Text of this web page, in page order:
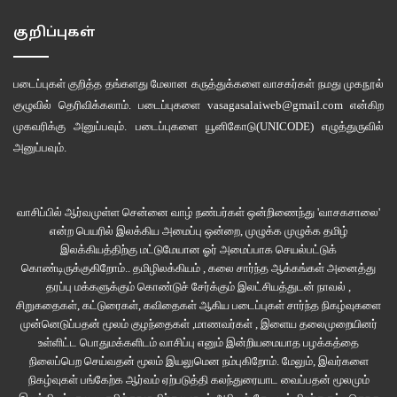
பிடிவாதமாகவே இருந்தார். விடுமுறை கிடைக்காத நாட்களில் மருத்துவ விடுப்பு
அந்த வழிபாட்டையெல்லாம் கணவன் இறந்த கையோடு – அவனை அவமதித்துத்
தண்டிப்பதுபோல் – பாக்கியம், உடனே நிறுத்திக் கொண்டாள். மாதவன் பிறந்த
மூன்றாவது மாதம், அவளுடைய சிநேகிதியுடன் புருஷனுக்கிருந்த கள்ளத்
அதனால், புருஷனின் பிறந்த நாளெல்லாம் இப்போது, காலண்டரில் சில தினங்கள்
கழித்தே கிழிக்கப் பட்டன.
சுவாமிகள், ஜென்ம அஷ்டமியன்று பக்தர்கள் பைரவருக்கு விரதம் காத்து, பஞ்ச
தீபம் ஏற்றி வணங்கி வந்தால் தீராத தொல்லைகளும் தீர்ந்து போகும் ஐதீகத்தைச்
சொன்னார். செவ்வரளி மாலை சாற்றி வணங்கினால் இன்னும் சிரேஸ்டமென்றும்,
பகவானின் முழுக் கடாட்சமும் கிட்டுமென்றும் விதந்தோதினார்.
குறிப்புகள்
படைப்புகள் குறித்த தங்களது மேலான கருத்துக்களை வாசகர்கள் நமது முகநூல்
குழுவில் தெரிவிக்கலாம். படைப்புகளை vasagasalaiweb@gmail.com என்கிற
முகவரிக்கு அனுப்பவும். படைப்புகளை யூனிகோடு(UNICODE)எழுத்துருவில்
அனுப்பவும்.
வாசிப்பில் ஆர்வமுள்ள சென்னை வாழ் நண்பர்கள் ஒன்றிணைந்து 'வாசகசாலை'
என்ற பெயரில் இலக்கிய அமைப்பு ஒன்றை, முழுக்க முழுக்க தமிழ்
இலக்கியத்திற்கு மட்டுமேயான ஓர் அமைப்பாக செயல்பட்டுக்
கொண்டிருக்குகிறோம்.. தமிழிலக்கியம் , கலை சார்ந்த ஆக்கங்கள் அனைத்து
தரப்பு மக்களுக்கும் கொண்டுச் சேர்க்கும் இலட்சியத்துடன் நாவல் ,
சிறுகதைகள், கட்டுரைகள், கவிதைகள் ஆகிய படைப்புகள் சார்ந்த நிகழ்வுகளை
முன்னெடுப்பதன் மூலம் குழந்தைகள் ,மாணவர்கள் , இளைய தலைமுறையினர்
உள்ளிட்ட பொதுமக்களிடம் வாசிப்பு எனும் இன்றியமையாத பழக்கத்தை
நிலைப்பெற செய்வதன் மூலம் இயலுமென நம்புகிறோம். மேலும், இவர்களை
நிகழ்வுகள் பங்கேற்க ஆர்வம் ஏற்படுத்தி கலந்துரையாட வைப்பதன் மூலமும்